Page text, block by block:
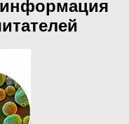
информация